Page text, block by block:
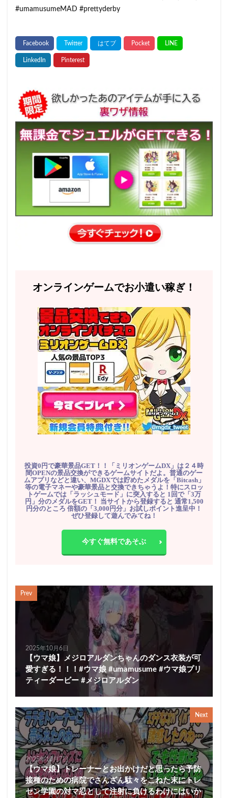
#umamusumeMAD #prettyderby
オンラインゲームでお小遣い稼ぎ！
投資0円で豪華景品GET！！「ミリオンゲームDX」は２４時
間OPENの景品交換ができるゲームサイトだよ。普通のゲー
ムアプリなどと違い、MGDXでは貯めたメダルを「Bitcash」
等の電子マネーや豪華景品と交換できちゃうよ！特にスロッ
トゲームでは「ラッシュモード」に突入すると 1回で「3万
円」分のメダルをGET！ 当サイトから登録すると 通常1,500
円分のところ 倍額の「3,000円分」お試しポイント進呈中！
ぜひ登録して遊んでみてね！
今すぐ無料であそぶ
Prev
2025年10月6日
【ウマ娘】メジロアルダンちゃんのダンス衣装が可
愛すぎる！！！#ウマ娘 #umamusume #ウマ娘プリ
ティーダービー #メジロアルダン
Next
2025年10月7日
【ウマ娘】トレーナーとお出かけだと思ったら予防
接種のための病院でさんざん駄々をこねた末にトレ
セン学園の対マ忍として注射に負けるわけにはいか